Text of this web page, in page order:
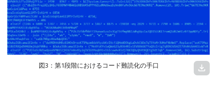
図3：第1段階におけるコード難読化の手口 download